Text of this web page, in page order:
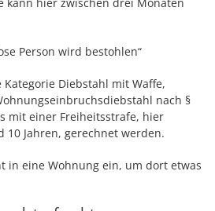
Person wird bestohlen“
Diebstahl mit Waffe,
nach §
mit einer Freiheitsstrafe, hier
10 Jahren, gerechnet werden.
in eine Wohnung ein, um dort etwas